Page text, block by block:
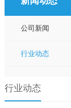
新闻动态
公司新闻
行业动态
行业动态